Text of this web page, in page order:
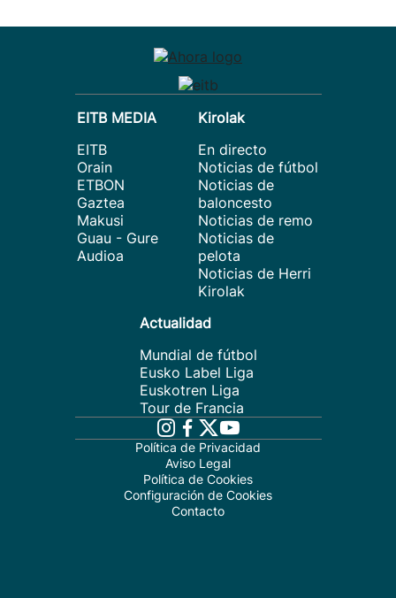
EITB MEDIA
EITB
Orain
ETBON
Gaztea
Makusi
Guau - Gure
Audioa
Kirolak
En directo
Noticias de fútbol
Noticias de
baloncesto
Noticias de remo
Noticias de
pelota
Noticias de Herri
Kirolak
Actualidad
Mundial de fútbol
Eusko Label Liga
Euskotren Liga
Tour de Francia
Política de Privacidad
Aviso Legal
Política de Cookies
Configuración de Cookies
Contacto